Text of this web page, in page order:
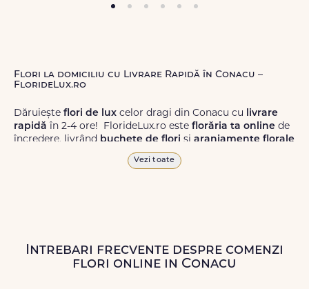
Flori la domiciliu cu Livrare Rapidă în Conacu –
FlorideLux.ro
Dăruiește flori de lux celor dragi din Conacu cu livrare
rapidă în 2-4 ore! FlorideLux.ro este florăria ta online de
încredere, livrând buchete de flori și aranjamente florale
de calitate superioară în Conacu și în toată România.
Livrăm buchete de florichiar și în weekend, pentru ca tu
să poți adresa un gest frumos atunci când ai nevoie.
Vezi toate
Intrebari frecvente despre comenzi
flori online in Conacu